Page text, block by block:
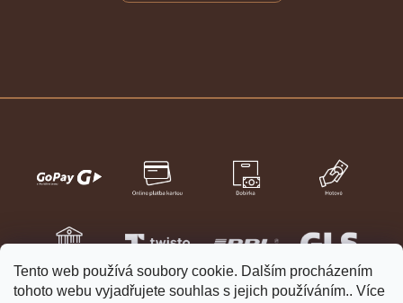
Tento web používá soubory cookie. Dalším procházením
tohoto webu vyjadřujete souhlas s jejich používáním.. Více